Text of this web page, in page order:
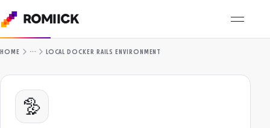
ROMIICK
HOME … LOCAL DOCKER RAILS ENVIRONMENT
🦤